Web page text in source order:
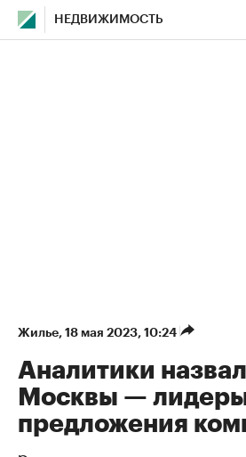
НЕДВИЖИМОСТЬ
Жилье⁠, 18 мая 2023, 10:24
Аналитики
Москвы —
предложения